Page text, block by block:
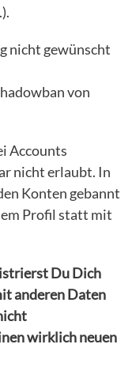
nicht gewünscht
von
Accounts
nicht erlaubt. In
Konten gebannt
Profil statt mit
Du Dich
anderen Daten
wirklich neuen